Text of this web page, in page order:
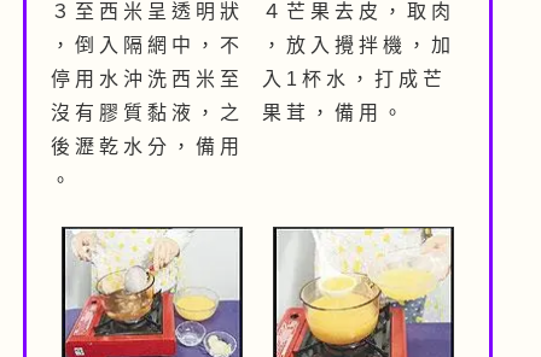
３ 至 西 米 呈 透 明 狀
， 倒 入 隔 網 中 ， 不
停 用 水 沖 洗 西 米 至
沒 有 膠 質 黏 液 ， 之
後 瀝 乾 水 分 ， 備 用
。
４ 芒 果 去 皮 ， 取 肉
， 放 入 攪 拌 機 ， 加
入 1 杯 水 ， 打 成 芒
果 茸 ， 備 用 。